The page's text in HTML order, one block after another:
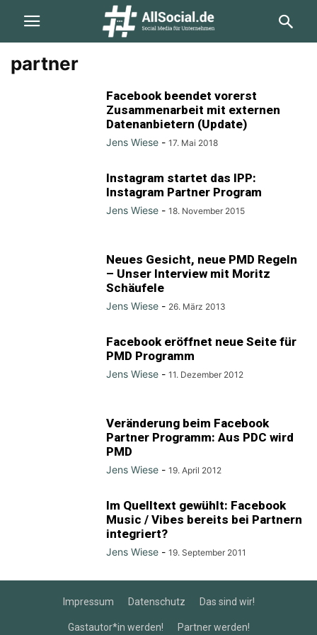
partner
Facebook beendet vorerst
Zusammenarbeit mit externen
Datenanbietern (Update)
Jens Wiese - 17. Mai 2018
Instagram startet das IPP:
Instagram Partner Program
Jens Wiese - 18. November 2015
Neues Gesicht, neue PMD Regeln
– Unser Interview mit Moritz
Schäufele
Jens Wiese - 26. März 2013
Facebook eröffnet neue Seite für
PMD Programm
Jens Wiese - 11. Dezember 2012
Veränderung beim Facebook
Partner Programm: Aus PDC wird
PMD
Jens Wiese - 19. April 2012
Im Quelltext gewühlt: Facebook
Music / Vibes bereits bei Partnern
integriert?
Jens Wiese - 19. September 2011
Impressum Datenschutz Das sind wir!
Gastautor*in werden! Partner werden!